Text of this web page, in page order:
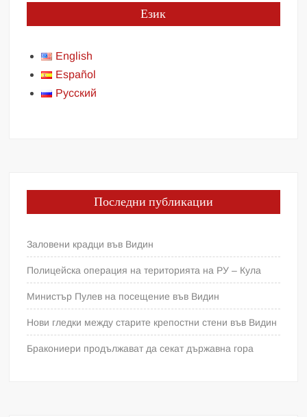
Език
English
Español
Русский
Последни публикации
Заловени крадци във Видин
Полицейска операция на територията на РУ – Кула
Министър Пулев на посещение във Видин
Нови гледки между старите крепостни стени във Видин
Бракониери продължават да секат държавна гора